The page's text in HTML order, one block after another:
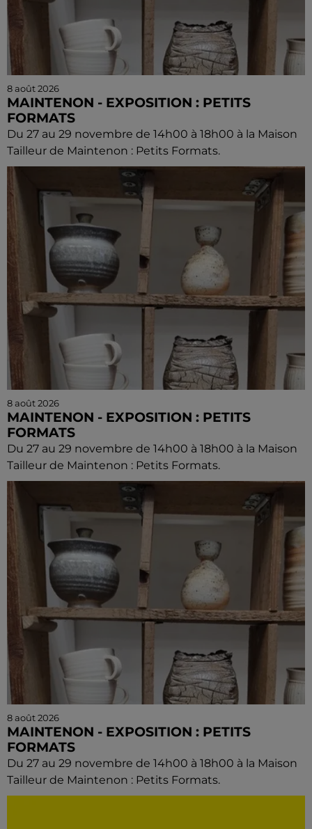
8 août 2026
MAINTENON - EXPOSITION : PETITS
FORMATS
Du 27 au 29 novembre de 14h00 à 18h00 à la Maison
Tailleur de Maintenon : Petits Formats.
8 août 2026
MAINTENON - EXPOSITION : PETITS
FORMATS
Du 27 au 29 novembre de 14h00 à 18h00 à la Maison
Tailleur de Maintenon : Petits Formats.
8 août 2026
MAINTENON - EXPOSITION : PETITS
FORMATS
Du 27 au 29 novembre de 14h00 à 18h00 à la Maison
Tailleur de Maintenon : Petits Formats.